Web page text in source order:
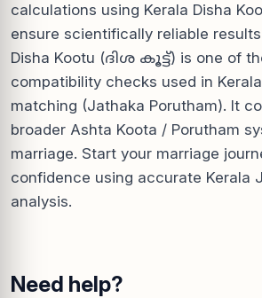
calculations using Kerala Disha
ensure scientifically reliable
Disha Kootu (ദിശ കൂട്ട്) is one of
compatibility checks used in
matching (Jathaka Porutham). It
broader Ashta Koota / Porutham
marriage. Start your marriage
confidence using accurate Kerala
analysis.
Need help?